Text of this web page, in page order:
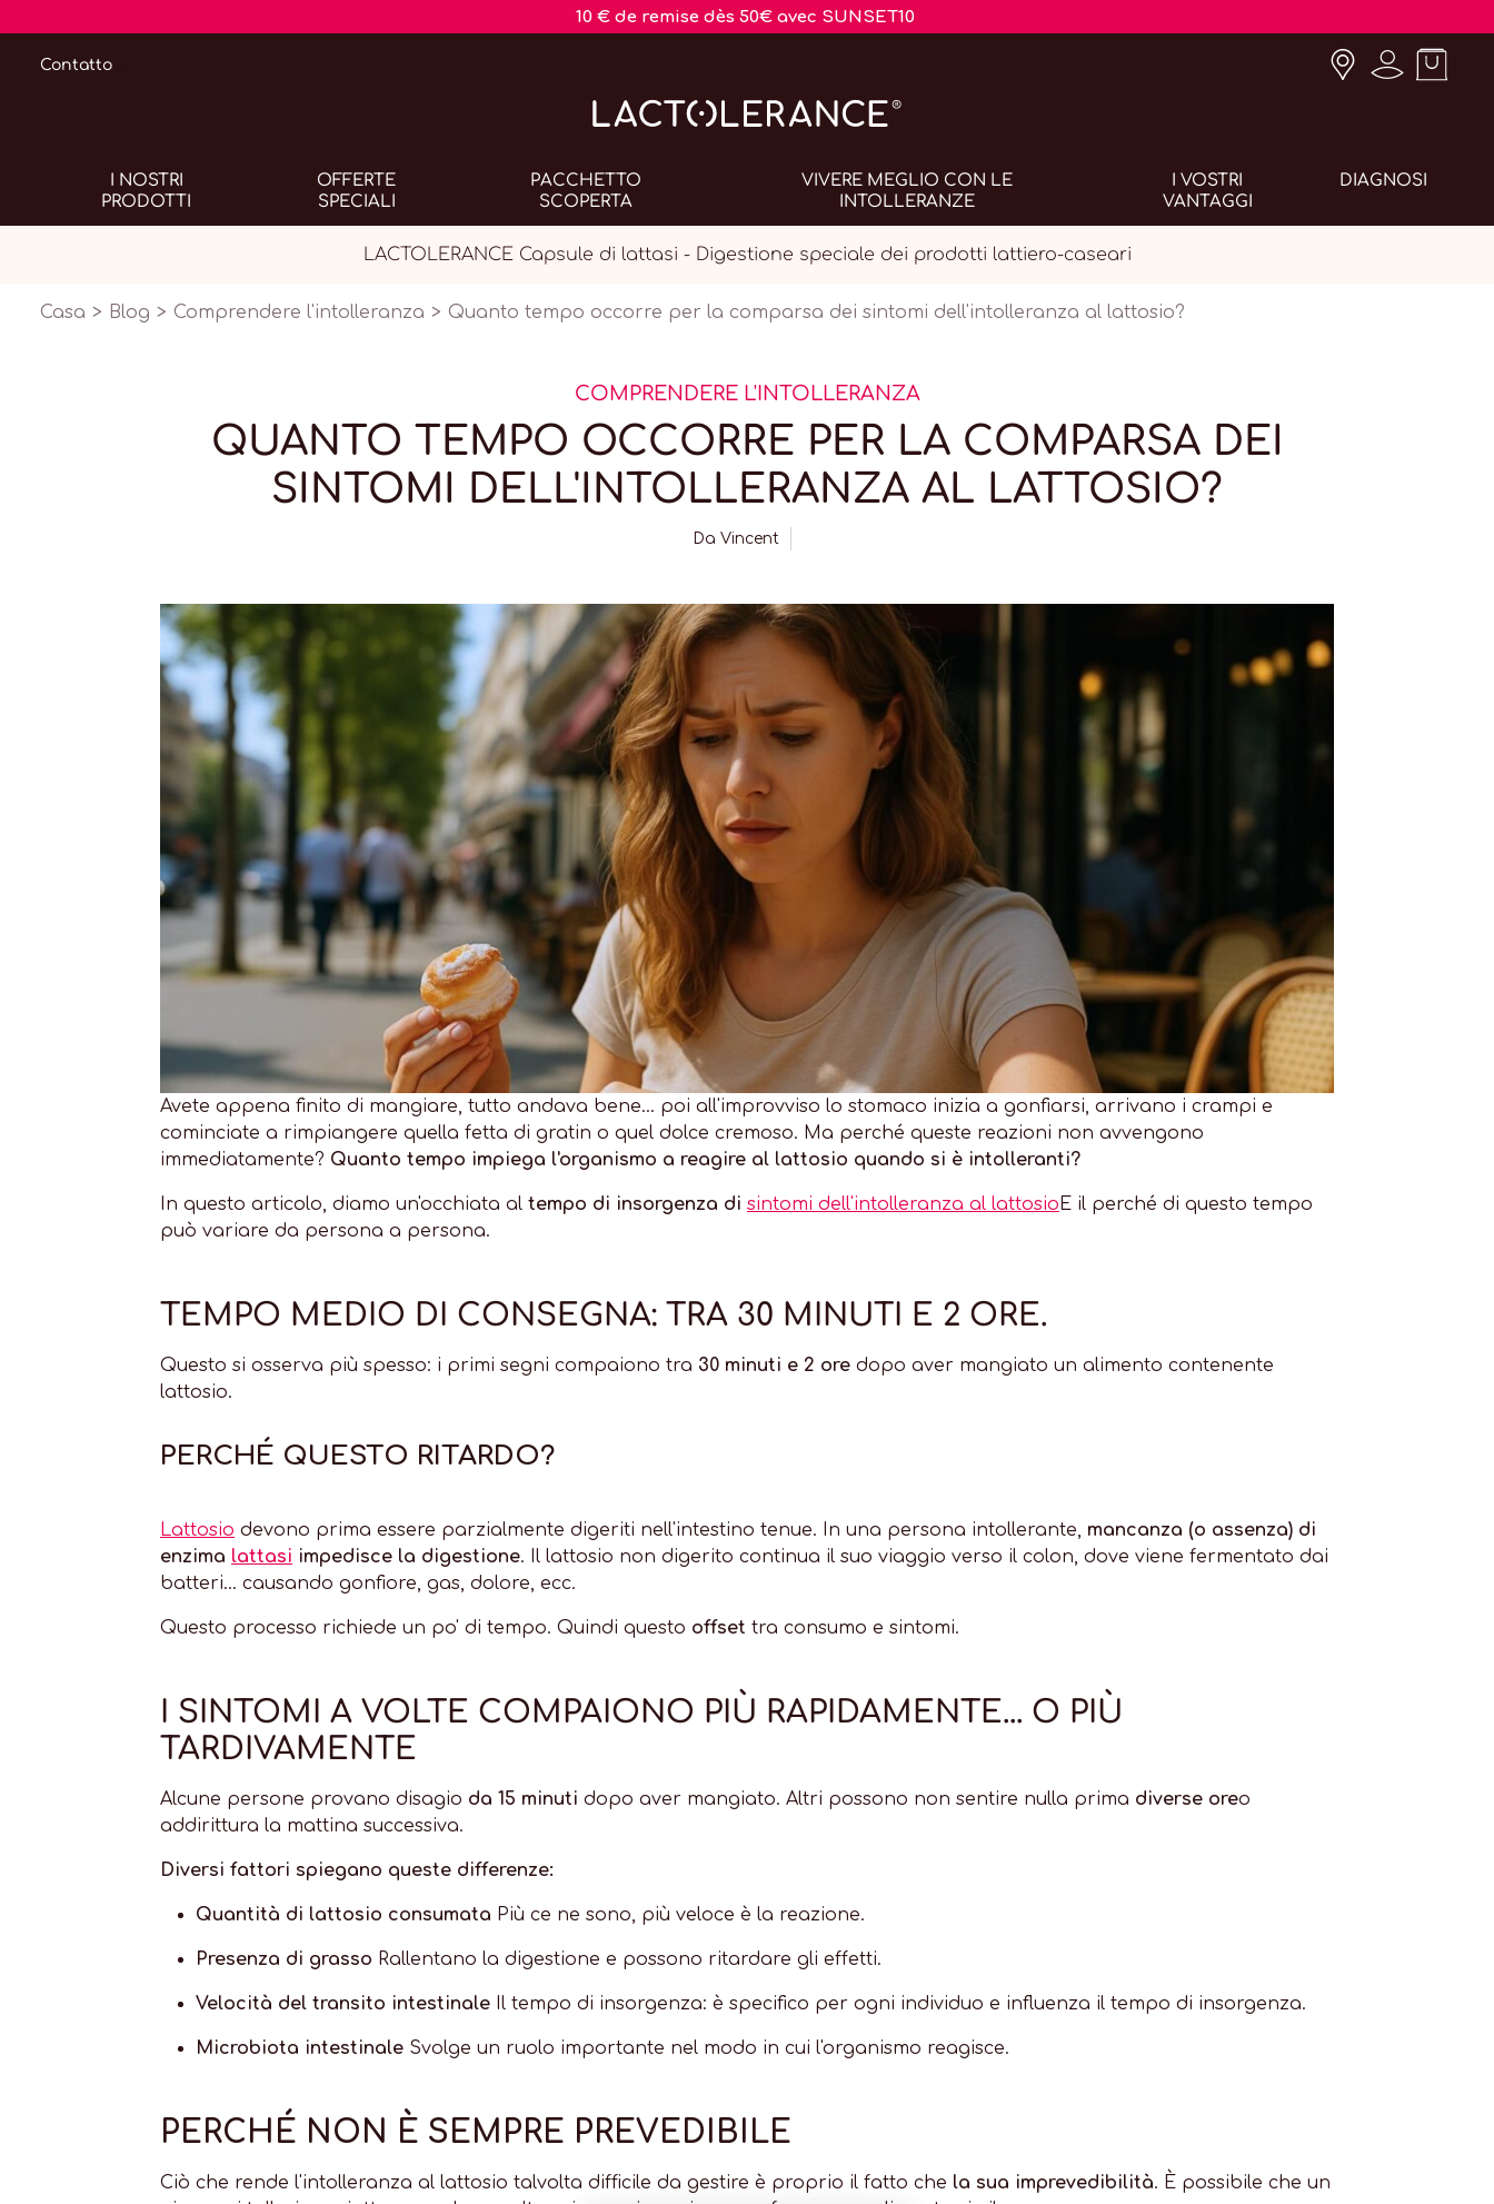
10 € de remise dès 50€ avec SUNSET10
Contatto
I NOSTRI
PRODOTTI
OFFERTE
SPECIALI
PACCHETTO
SCOPERTA
VIVERE MEGLIO CON LE
INTOLLERANZE
I VOSTRI
VANTAGGI
DIAGNOSI
LACTOLERANCE Capsule di lattasi - Digestione speciale dei prodotti lattiero-caseari
Casa Blog Comprendere l'intolleranza Quanto tempo occorre per la comparsa dei sintomi dell'intolleranza al lattosio?
COMPRENDERE L'INTOLLERANZA
QUANTO TEMPO OCCORRE PER LA COMPARSA DEI
SINTOMI DELL'INTOLLERANZA AL LATTOSIO?
Da Vincent
Avete appena finito di mangiare, tutto andava bene... poi all'improvviso lo stomaco inizia a gonfiarsi, arrivano i crampi e
cominciate a rimpiangere quella fetta di gratin o quel dolce cremoso. Ma perché queste reazioni non avvengono
immediatamente? Quanto tempo impiega l'organismo a reagire al lattosio quando si è intolleranti?
In questo articolo, diamo un'occhiata al tempo di insorgenza di sintomi dell'intolleranza al lattosio E il perché di questo tempo
può variare da persona a persona.
TEMPO MEDIO DI CONSEGNA: TRA 30 MINUTI E 2 ORE.
Questo si osserva più spesso: i primi segni compaiono tra 30 minuti e 2 ore dopo aver mangiato un alimento contenente
lattosio.
PERCHÉ QUESTO RITARDO?
Lattosio devono prima essere parzialmente digeriti nell'intestino tenue. In una persona intollerante, mancanza (o assenza) di
enzima lattasi impedisce la digestione. Il lattosio non digerito continua il suo viaggio verso il colon, dove viene fermentato dai
batteri... causando gonfiore, gas, dolore, ecc.
Questo processo richiede un po' di tempo. Quindi questo offset tra consumo e sintomi.
I SINTOMI A VOLTE COMPAIONO PIÙ RAPIDAMENTE... O PIÙ
TARDIVAMENTE
Alcune persone provano disagio da 15 minuti dopo aver mangiato. Altri possono non sentire nulla prima diverse oreo
addirittura la mattina successiva.
Diversi fattori spiegano queste differenze:
Quantità di lattosio consumata Più ce ne sono, più veloce è la reazione.
Presenza di grasso Rallentano la digestione e possono ritardare gli effetti.
Velocità del transito intestinale Il tempo di insorgenza: è specifico per ogni individuo e influenza il tempo di insorgenza.
Microbiota intestinale Svolge un ruolo importante nel modo in cui l'organismo reagisce.
PERCHÉ NON È SEMPRE PREVEDIBILE
Ciò che rende l'intolleranza al lattosio talvolta difficile da gestire è proprio il fatto che la sua imprevedibilità. È possibile che un